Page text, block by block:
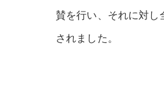
賛を行い、それに対
されました。